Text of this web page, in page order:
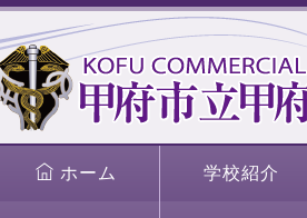
ホーム 学校紹介